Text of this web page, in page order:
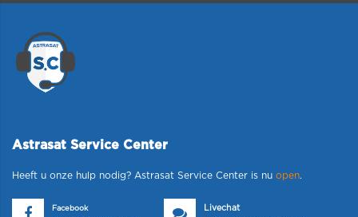
Astrasat Service Center
Heeft u onze hulp nodig? Astrasat Service Center is nu open.
Facebook
Livechat